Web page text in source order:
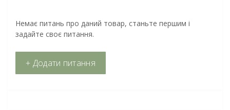
Немає питань про даний товар, станьте першим і
задайте своє питання.
+ Додати питання